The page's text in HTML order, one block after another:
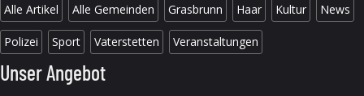
Alle Artikel Alle Gemeinden Grasbrunn Haar Kultur News
Polizei Sport Vaterstetten Veranstaltungen
Unser Angebot